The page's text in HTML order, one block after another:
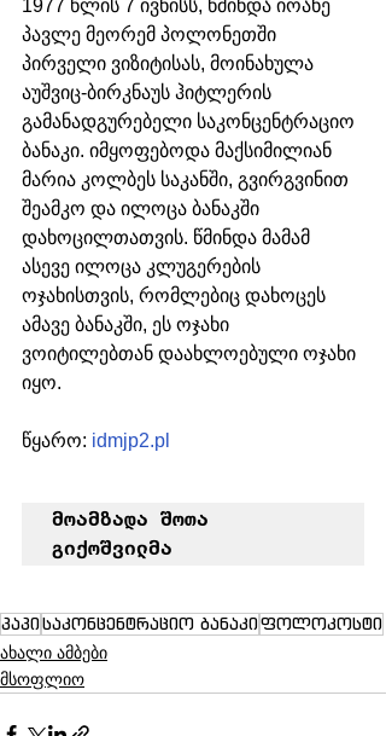
1977 წლის 7 ივნისს, წმინდა იოანე
პავლე მეორემ პოლონეთში
პირველი ვიზიტისას, მოინახულა
აუშვიც-ბირკნაუს ჰიტლერის
გამანადგურებელი საკონცენტრაციო
ბანაკი. იმყოფებოდა მაქსიმილიან
მარია კოლბეს საკანში, გვირგვინით
შეამკო და ილოცა ბანაკში
დახოცილთათვის. წმინდა მამამ
ასევე ილოცა კლუგერების
ოჯახისთვის, რომლებიც დახოცეს
ამავე ბანაკში, ეს ოჯახი
ვოიტილებთან დაახლოებული ოჯახი
იყო.
წყარო: idmjp2.pl
მოამზადა შოთა
გიქოშვილმა
პაპისაკონცენტრაციო ბანაკიფოლოკოსტი
ახალი ამბები
მსოფლიო